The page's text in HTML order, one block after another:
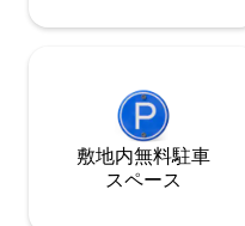
敷地内無料駐⁠車
ス⁠ペ⁠ー⁠ス